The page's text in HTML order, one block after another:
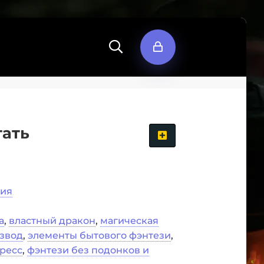
, властный дракон, магическая
, элементы бытового фэнтези,
, фэнтези без подонков и